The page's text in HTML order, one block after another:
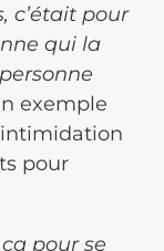
c’était pour
qui la
exemple
pour
pour se